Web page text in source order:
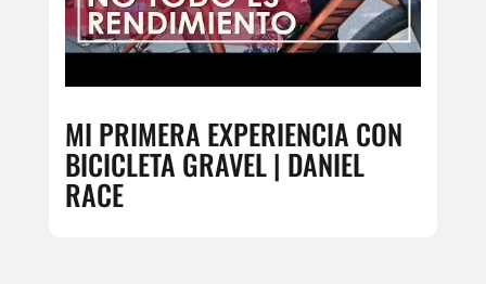
MI PRIMERA EXPERIENCIA CON
BICICLETA GRAVEL | DANIEL
RACE